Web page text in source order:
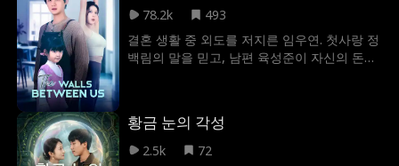
78.2k
493
결혼 생활 중 외도를 저지른 임우연. 첫사랑 정
백림의 말을 믿고, 남편 육성준이 자신의 돈을
지만 진실은 전혀 달랐다. 육성준은 자신의 정
체를 숨긴 채, 묵묵히 그녀의 사업을 뒤에서 도
황금 눈의 각성
2.5k
72